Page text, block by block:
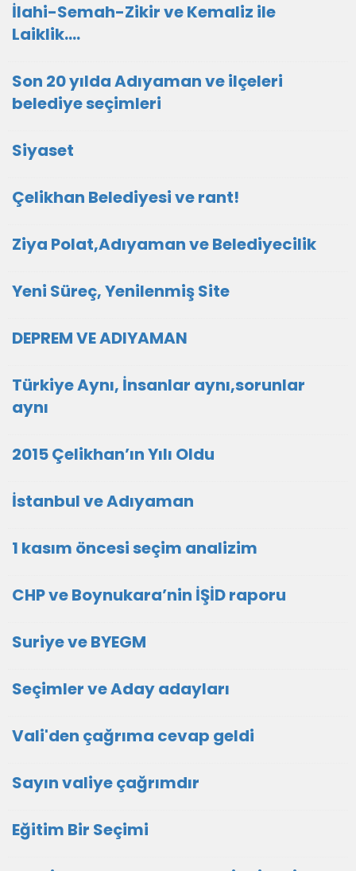
İlahi-Semah-Zikir ve Kemaliz ile
Laiklik….
Son 20 yılda Adıyaman ve ilçeleri
belediye seçimleri
Siyaset
Çelikhan Belediyesi ve rant!
Ziya Polat,Adıyaman ve Belediyecilik
Yeni Süreç, Yenilenmiş Site
DEPREM VE ADIYAMAN
Türkiye Aynı, İnsanlar aynı,sorunlar
aynı
2015 Çelikhan’ın Yılı Oldu
İstanbul ve Adıyaman
1 kasım öncesi seçim analizim
CHP ve Boynukara’nin İŞİD raporu
Suriye ve BYEGM
Seçimler ve Aday adayları
Vali'den çağrıma cevap geldi
Sayın valiye çağrımdır
Eğitim Bir Seçimi